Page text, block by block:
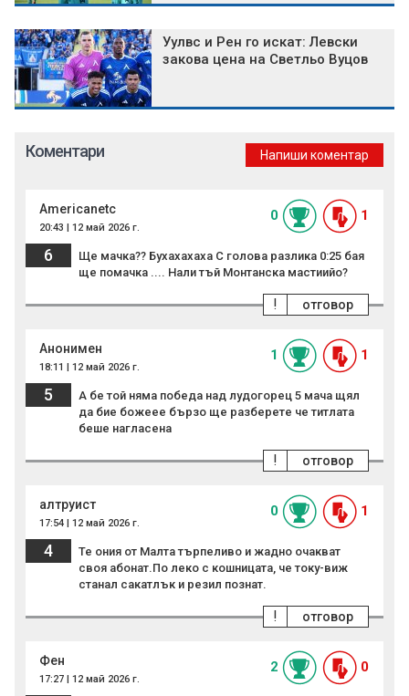
Уулвс и Рен го искат: Левски
закова цена на Светльо Вуцов
Коментари Напиши коментар
Americanetc
20:43 | 12 май 2026 г.
0 1
6
Ще мачка?? Бухахахаха С голова разлика 0:25 бая
ще помачка .... Нали тъй Монтанска мастиийо?
отговор
!
Анонимен
18:11 | 12 май 2026 г.
1 1
5
А бе той няма победа над лудогорец 5 мача щял
да бие божеее бързо ще разберете че титлата
беше нагласена
отговор
!
алтруист
17:54 | 12 май 2026 г.
0 1
4
Те ония от Малта търпеливо и жадно очакват
своя абонат.По леко с кошницата, че току-виж
станал сакатлък и резил познат.
отговор
!
Фен
17:27 | 12 май 2026 г.
2 0